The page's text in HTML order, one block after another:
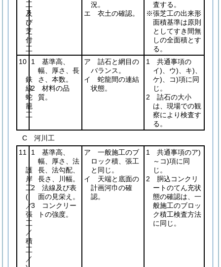
工
及
び
芝
付
工
況。
エ 衣土の確認。
査する。
※張芝工の出来形
面積基準は原則
としてすき間無
しの全面積とす
る。
10
鉄
線
蛇
籠
工
1 基準高、
幅、厚さ、長
さ、本数。
2 材料の品
質。
ア 詰石と網目の
バランス。
イ 蛇龍間の連結
状態。
1 共通事項の
イ)、ウ)、キ)、
ケ)、コ)項に同
じ。
2 詰石の大小
は、現場での観
察により検査す
る。
C 河川工
11
護
岸
工
(
／
張
工
／
積
工
／
1 基準高、
幅、厚さ、法
長、法勾配、
長さ、川幅。
2 法線及び表
面の見栄え。
3 コンクリー
トの強度。
ア 一般施工のブ
ロック積、張工
と同じ。
イ 天端と底面の
計画河巾の確
認。
1 共通事項のア)
～コ)項に同
じ。
2 胴込コンクリ
ートのてん充状
態の確認は、一
般施工のブロッ
ク積工検査方法
に同じ。